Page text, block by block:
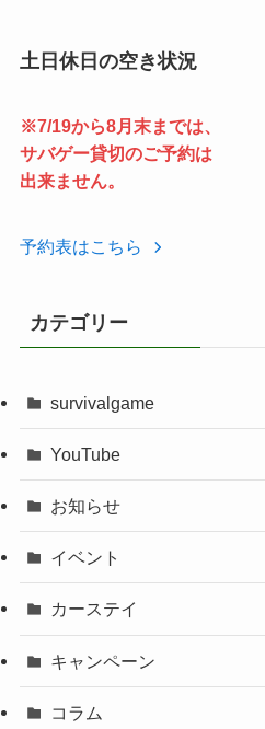
土日休日の空き状況
※7/19から8月末までは、
サバゲー貸切のご予約は
出来ません。
予約表はこちら
カテゴリー
survivalgame
YouTube
お知らせ
イベント
カーステイ
キャンペーン
コラム